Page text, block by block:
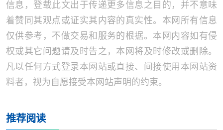
信息，登载此文出于传递更多信息之目的，并不意味
着赞同其观点或证实其内容的真实性。本网所有信息
仅供参考，不做交易和服务的根据。本网内容如有侵
权或其它问题请及时告之，本网将及时修改或删除。
凡以任何方式登录本网站或直接、间接使用本网站资
料者，视为自愿接受本网站声明的约束。
推荐阅读